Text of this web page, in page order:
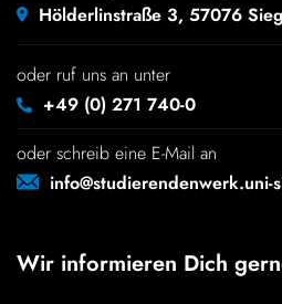
Hölderlinstraße 3, 57076
oder ruf uns an unter
+49 (0) 271 740-0
oder schreib eine E-Mail an
info@studierendenwerk.uni-
Wir informieren Dich